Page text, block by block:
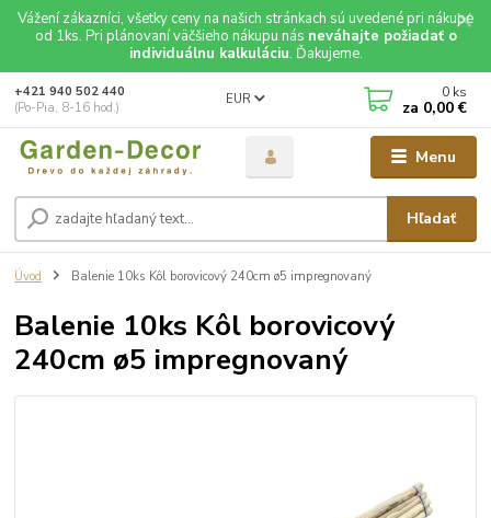
Vážení zákazníci, všetky ceny na našich stránkach sú uvedené pri nákupe
od 1ks. Pri plánovaní väčšieho nákupu nás neváhajte požiadať o
individuálnu kalkuláciu. Ďakujeme.
Menu
EUR
Hľadať
+421 940 502 440
(Po-Pia, 8-16 hod.)
0 ks
za 0,00 €
Úvod Balenie 10ks Kôl borovicový 240cm ø5 impregnovaný
Balenie 10ks Kôl borovicový
240cm ø5 impregnovaný